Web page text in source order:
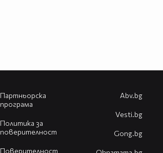
Партньорска
програма
Политика за
поверителност
Поверителност
Abv.bg
Vesti.bg
Gong.bg